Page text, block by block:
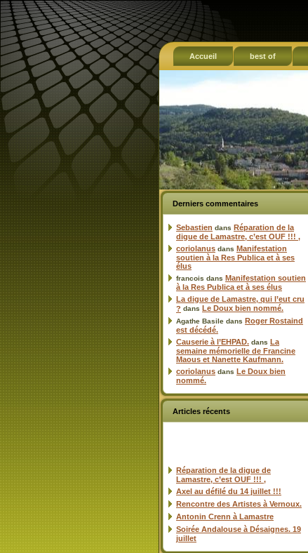
Accueil best of
Derniers commentaires
Sebastien dans Réparation de la
digue de Lamastre, c’est OUF !!! ,
coriolanus dans Manifestation
soutien à la Res Publica et à ses
élus
francois dans Manifestation soutien
à la Res Publica et à ses élus
La digue de Lamastre, qui l’eut cru
? dans Le Doux bien nommé.
Agathe Basile dans Roger Rostaind
est décédé.
Causerie à l’EHPAD. dans La
semaine mémorielle de Francine
Maous et Nanette Kaufmann.
coriolanus dans Le Doux bien
nommé.
Articles récents
Réparation de la digue de
Lamastre, c’est OUF !!! ,
Axel au défilé du 14 juillet !!!
Rencontre des Artistes à Vernoux.
Antonin Crenn à Lamastre
Soirée Andalouse à Désaignes. 19
juillet